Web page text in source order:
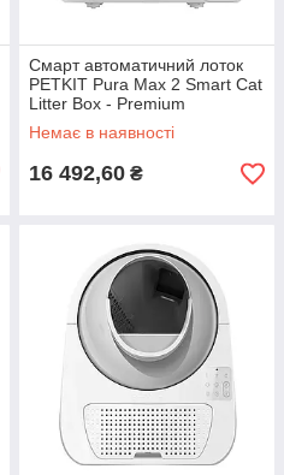
Смарт автоматичний лоток
PETKIT Pura Max 2 Smart Cat
Litter Box - Premium
Немає в наявності
16 492,60 ₴